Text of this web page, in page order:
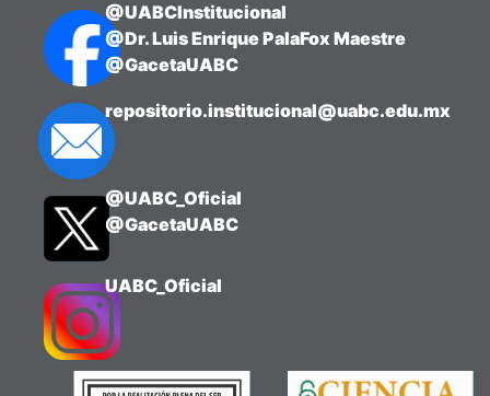
@UABCInstitucional
@Dr. Luis Enrique PalaFox Maestre
@GacetaUABC
repositorio.institucional@uabc.edu.mx
@UABC_Oficial
@GacetaUABC
UABC_Oficial